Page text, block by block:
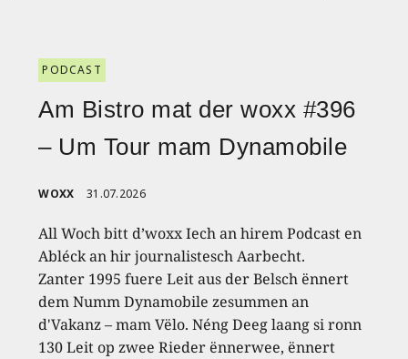
PODCAST
Am Bistro mat der woxx #396
– Um Tour mam Dynamobile
WOXX 31.07.2026
All Woch bitt d’woxx Iech an hirem Podcast en
Abléck an hir journalistesch Aarbecht.
Zanter 1995 fuere Leit aus der Belsch ënnert
dem Numm Dynamobile zesummen an
d'Vakanz – mam Vëlo. Néng Deeg laang si ronn
130 Leit op zwee Rieder ënnerwee, ënnert